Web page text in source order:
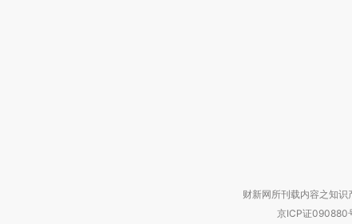
财新网所刊载内容之知识
京ICP证090880